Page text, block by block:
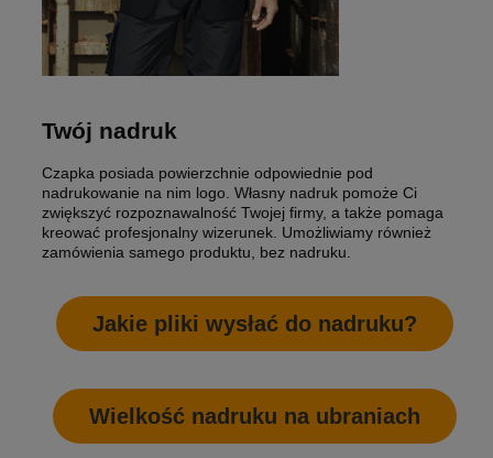
Twój nadruk
Czapka posiada powierzchnie odpowiednie pod
nadrukowanie na nim logo. Własny nadruk pomoże Ci
zwiększyć rozpoznawalność Twojej firmy, a także pomaga
kreować profesjonalny wizerunek. Umożliwiamy również
zamówienia samego produktu, bez nadruku.
Jakie pliki wysłać do nadruku?
Wielkość nadruku na ubraniach